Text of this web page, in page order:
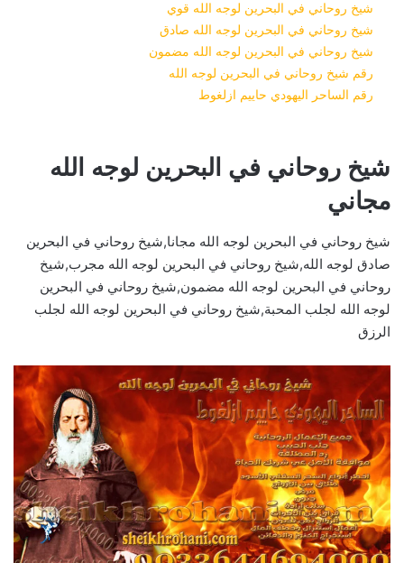
شيخ روحاني في البحرين لوجه الله قوي
شيخ روحاني في البحرين لوجه الله صادق
شيخ روحاني في البحرين لوجه الله مضمون
رقم شيخ روحاني في البحرين لوجه الله
رقم الساحر اليهودي حاييم ازلغوط
شيخ روحاني في البحرين لوجه الله
مجاني
شيخ روحاني في البحرين لوجه الله مجانا,شيخ روحاني في البحرين
صادق لوجه الله,شيخ روحاني في البحرين لوجه الله مجرب,شيخ
روحاني في البحرين لوجه الله مضمون,شيخ روحاني في البحرين
لوجه الله لجلب المحبة,شيخ روحاني في البحرين لوجه الله لجلب
الرزق